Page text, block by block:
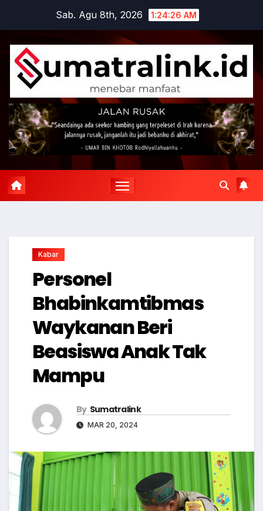
content
Sab. Agu 8th, 2026 1:24:26 AM
Kabar
Personel
Bhabinkamtibmas
Waykanan Beri
Beasiswa Anak Tak
Mampu
By Sumatralink
MAR 20, 2024